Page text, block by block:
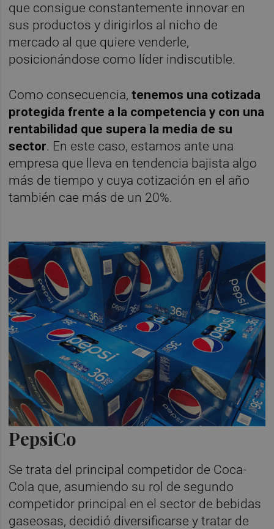
que consigue constantemente innovar en
sus productos y dirigirlos al nicho de
mercado al que quiere venderle,
posicionándose como líder indiscutible.
Como consecuencia, tenemos una cotizada
protegida frente a la competencia y con una
rentabilidad que supera la media de su
sector. En este caso, estamos ante una
empresa que lleva en tendencia bajista algo
más de tiempo y cuya cotización en el año
también cae más de un 20%.
PepsiCo
Se trata del principal competidor de Coca-
Cola que, asumiendo su rol de segundo
competidor principal en el sector de bebidas
gaseosas, decidió diversificarse y tratar de